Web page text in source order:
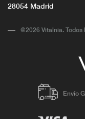
28054 Madrid
@2026 Vitalnia.
Envío